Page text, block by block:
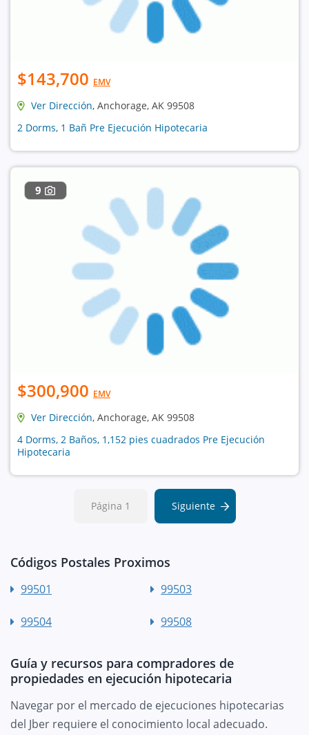
$143,700 EMV
Ver Dirección, Anchorage, AK 99508
2 Dorms, 1 Bañ Pre Ejecución Hipotecaria
9
$300,900 EMV
Ver Dirección, Anchorage, AK 99508
4 Dorms, 2 Baños, 1,152 pies cuadrados Pre Ejecución
Hipotecaria
Página 1 Siguiente
Códigos Postales Proximos
99501 99503
99504 99508
Guía y recursos para compradores de
propiedades en ejecución hipotecaria
Navegar por el mercado de ejecuciones hipotecarias
del Jber requiere el conocimiento local adecuado.